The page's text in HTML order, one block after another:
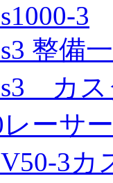
3
整備
カ
レーサ
3カ